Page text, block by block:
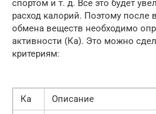
спортом и т. д. Все это будет
расход калорий. Поэтому после
обмена веществ необходимо
активности (Ка). Это можно
критериям:
Ка Описание